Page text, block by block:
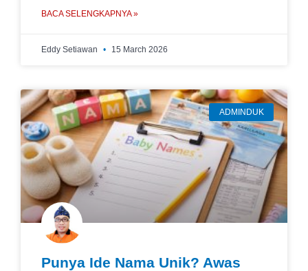
BACA SELENGKAPNYA »
Eddy Setiawan 15 March 2026
ADMINDUK
Punya Ide Nama Unik? Awas